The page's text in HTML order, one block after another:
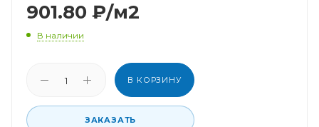
901.80 ₽/м2
В наличии
В КОРЗИНУ
ЗАКАЗАТЬ